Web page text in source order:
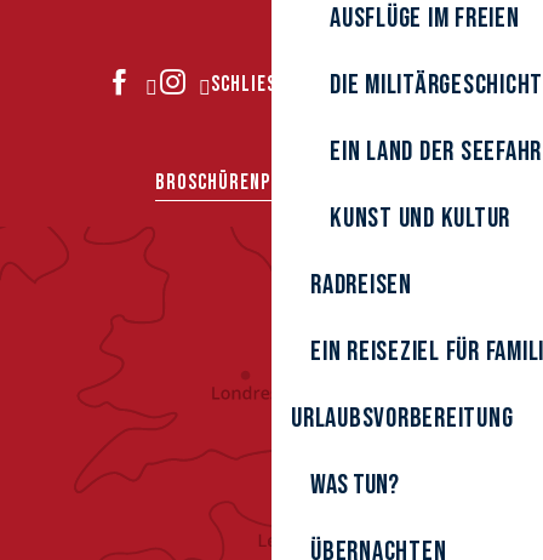
Ausflüge im Freien
Die
Ein Land der
Kunst und Kultur
Radreisen
Ein Reiseziel für
Urlaubsvorbereitung
Was tun?
Übernachten
SCHLIESSEN SIE SICH UNS AN
BROSCHÜREN PRESSEBEREICH